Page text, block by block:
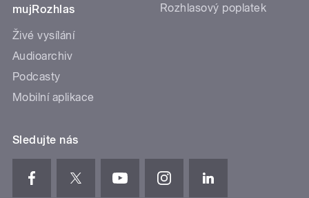
mujRozhlas
Živé vysílání
Audioarchiv
Podcasty
Mobilní aplikace
Rozhlasový poplatek
Sledujte nás